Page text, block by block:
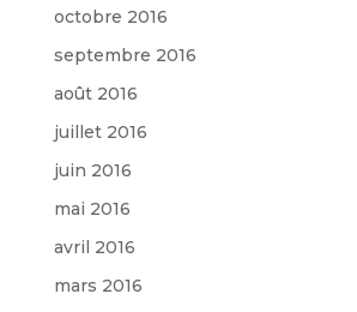
octobre 2016
septembre 2016
août 2016
juillet 2016
juin 2016
mai 2016
avril 2016
mars 2016